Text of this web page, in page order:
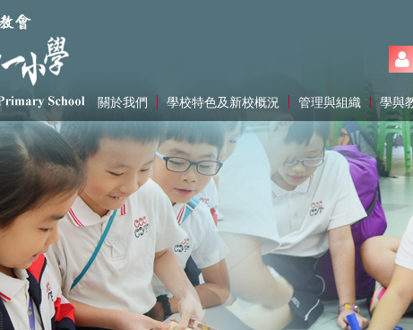
關於我們 學校特色及新校概況 管理與組織 學與